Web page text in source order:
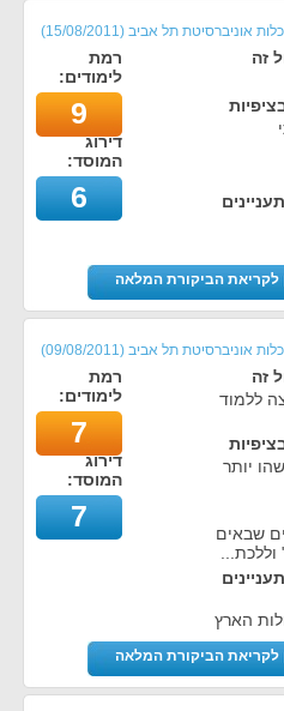
אוניברסיטת תל אביב (
15/08/2011
)
זה
רמת
לימודים:
9
דירוג
המוסד:
6
לקריאת הביקורת המלאה
אוניברסיטת תל אביב (
09/08/2011
)
זה
ללמוד
יותר
שבאים
הארץ
רמת
לימודים:
7
דירוג
המוסד:
7
לקריאת הביקורת המלאה